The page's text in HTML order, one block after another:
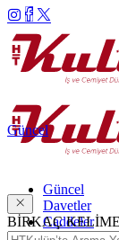
Güncel
Davetler
Caddeler
Güncel
BİRKAÇ